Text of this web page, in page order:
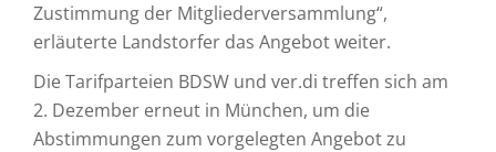
Zustimmung der Mitgliederversammlung“,
erläuterte Landstorfer das Angebot weiter.
Die Tarifparteien BDSW und ver.di treffen sich am
2. Dezember erneut in München, um die
Abstimmungen zum vorgelegten Angebot zu